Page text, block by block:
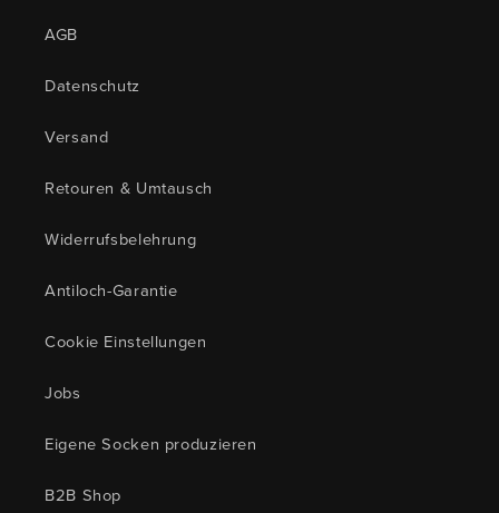
AGB
Datenschutz
Versand
Retouren & Umtausch
Widerrufsbelehrung
Antiloch-Garantie
Cookie Einstellungen
Jobs
Eigene Socken produzieren
B2B Shop